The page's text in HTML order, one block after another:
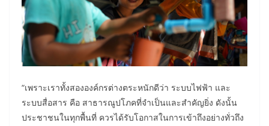
“เพราะเราทั้งสององค์กรต่างตระหนักดีว่า ระบบไฟฟ้า และ
ระบบสื่อสาร คือ สาธารณูปโภคที่จำเป็นและสำคัญยิ่ง ดังนั้น
ประชาชนในทุกพื้นที่ ควรได้รับโอกาสในการเข้าถึงอย่างทั่วถึง